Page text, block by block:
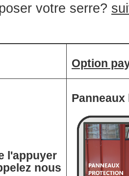
votre serre?
Option
l'appuyer
nous